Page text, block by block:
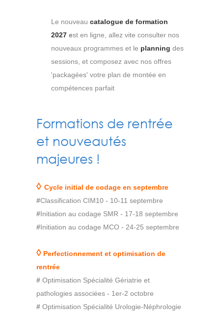
Le nouveau catalogue de formation
2027 est en ligne, allez vite consulter nos
nouveaux programmes et le planning des
sessions, et composez avec nos offres
'packagées' votre plan de montée en
compétences parfait
Formations de rentrée
et nouveautés
majeures !
◊ Cycle initial de codage en septembre
#Classification CIM10 - 10-11 septembre
#Initiation au codage SMR - 17-18 septembre
#Initiation au codage MCO - 24-25 septembre
◊ Perfectionnement et optimisation de
rentrée
# Optimisation Spécialité Gériatrie et
pathologies associées - 1er-2 octobre
# Optimisation Spécialité Urologie-Néphrologie